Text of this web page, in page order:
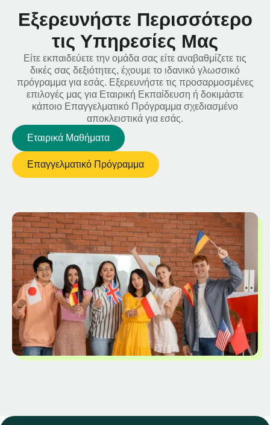
Εξερευνήστε Περισσότερο
τις Υπηρεσίες Μας
Είτε εκπαιδεύετε την ομάδα σας είτε αναβαθμίζετε τις
δικές σας δεξιότητες, έχουμε το ιδανικό γλωσσικό
πρόγραμμα για εσάς. Εξερευνήστε τις προσαρμοσμένες
επιλογές μας για Εταιρική Εκπαίδευση ή δοκιμάστε
κάποιο Επαγγελματικό Πρόγραμμα σχεδιασμένο
αποκλειστικά για εσάς.
Εταιρικά Μαθήματα
Επαγγελματικό Πρόγραμμα